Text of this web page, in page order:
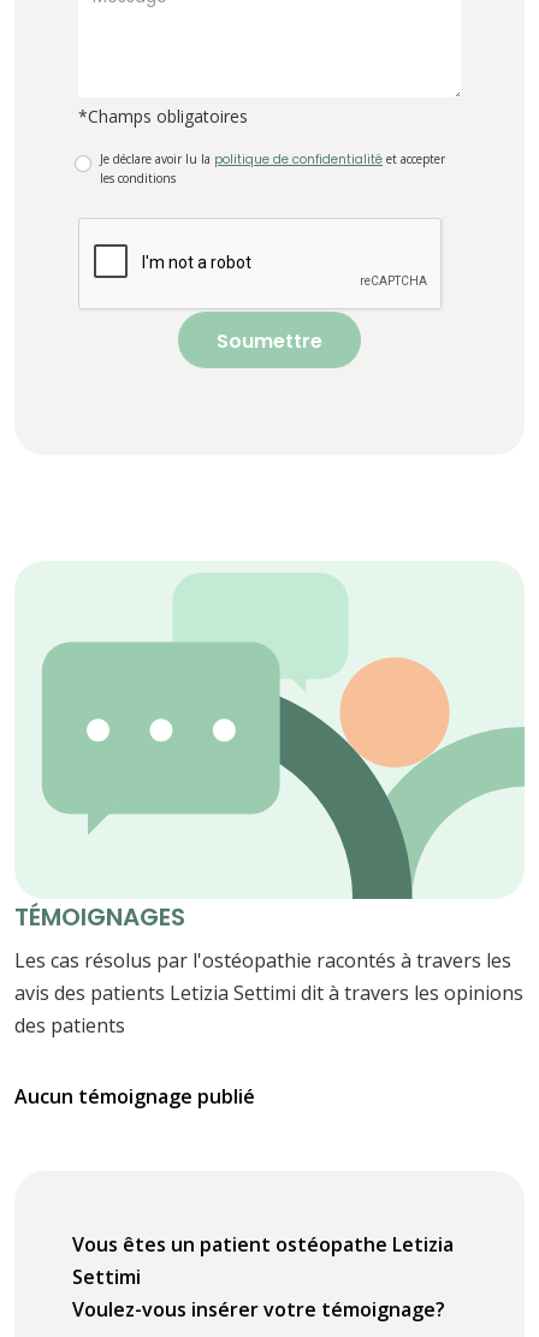
*Champs obligatoires
Je déclare avoir lu la politique de confidentialité et accepter
les conditions
Soumettre
TÉMOIGNAGES
Les cas résolus par l'ostéopathie racontés à travers les
avis des patients Letizia Settimi dit à travers les opinions
des patients
Aucun témoignage publié
Vous êtes un patient ostéopathe Letizia
Settimi
Voulez-vous insérer votre témoignage?